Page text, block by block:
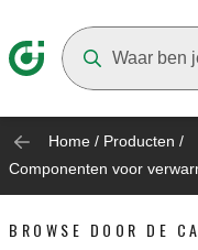
Home / Producten /
Componenten voor
BROWSE DOOR DE